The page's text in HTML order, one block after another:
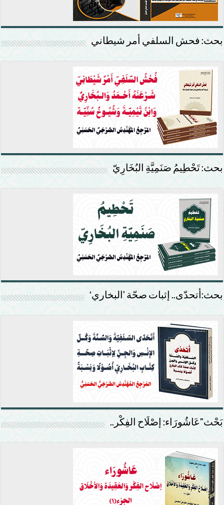
بحث: فحش السلفي أمر شيطاني
بحث: تَحْطِيمُ صَنَمِيَّةِ البُخَارِيّ
بحث:أتحدّى.. إثبات صحّة ’البخاري‘
بَحْث”عَاشُورَاء: إصْلَاح الفِكْر..